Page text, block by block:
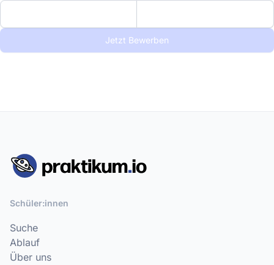
Jetzt Bewerben
Schüler:innen
Suche
Ablauf
Über uns